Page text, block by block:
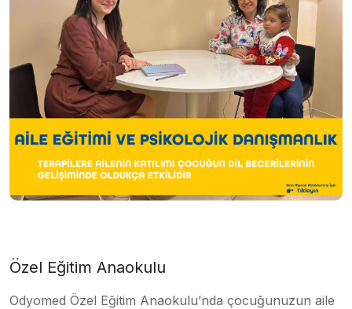
Özel Eğitim Anaokulu
Odyomed Özel Eğitim Anaokulu’nda çocuğunuzun aile